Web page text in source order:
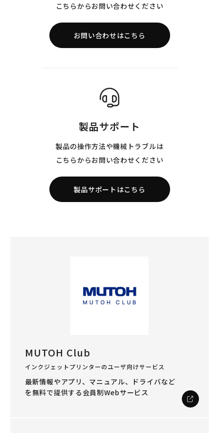
こちらからお問い合わせください
お問い合わせはこちら
製品サポート
製品の操作方法や機械トラブルは
こちらからお問い合わせください
製品サポートはこちら
MUTOH Club
インクジェットプリンターのユーザ向けサービス
最新情報やアプリ、マニュアル、ドライバなど
を無料で提供する会員制Webサービス